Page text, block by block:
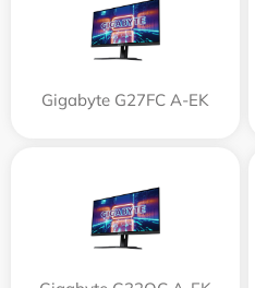
Gigabyte G27FC A-EK